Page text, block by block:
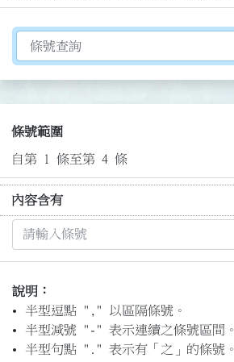
切換選擇法規資訊內容
條號範圍
自第 1 條至第 4 條
內容含有
說明：
半型逗點 "," 以區隔條號。
半型減號 "-" 表示連續之條號區間。
半型句點 "." 表示有「之」的條號。